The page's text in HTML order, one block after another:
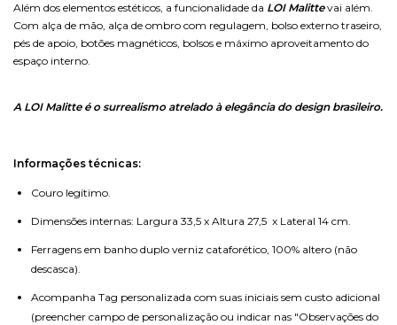
Além dos elementos estéticos, a funcionalidade da LOI Malittevai além.
Com alça de mão, alça de ombro com regulagem, bolso externo traseiro,
pés de apoio, botões magnéticos, bolsos e máximo aproveitamento do
espaço interno.
A LOI Malitte é o surrealismo atrelado à elegância do design brasileiro.
Informações técnicas:
Couro legítimo.
Dimensões internas: Largura 33,5 x Altura 27,5 x Lateral 14 cm.
Ferragens em banho duplo verniz cataforético, 100% altero (não
descasca).
Acompanha Tag personalizada com suas iniciais sem custo adicional
(preencher campo de personalização ou indicar nas "Observações do